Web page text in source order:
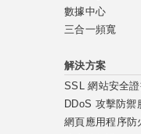
數據中心
三合一頻寬
解決方案
SSL 網站安全
DDoS 攻擊防禦
網頁應用程序防